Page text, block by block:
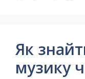
Як
музику